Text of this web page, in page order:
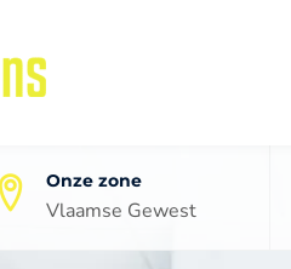
Onze zone
Vlaamse Gewest